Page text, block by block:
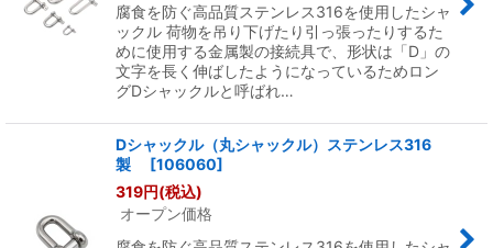
腐食を防ぐ高品質ステンレス316を使用したシャ
ックル 荷物を吊り下げたり引っ張ったりするた
めに使用する金属製の接続具で、形状は「D」の
文字を長く伸ばしたようになっているためロン
グDシャックルと呼ばれ…
Dシャックル（丸シャックル）ステンレス316
製
[106060]
319円(税込)
オープン価格